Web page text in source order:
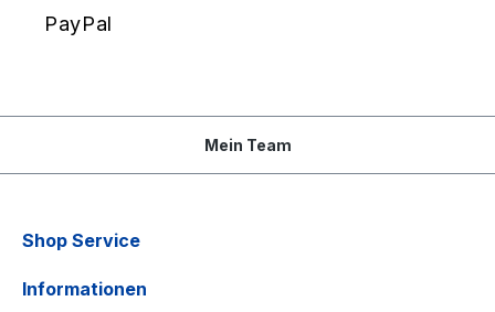
PayPal
Mein Team
Shop Service
Informationen